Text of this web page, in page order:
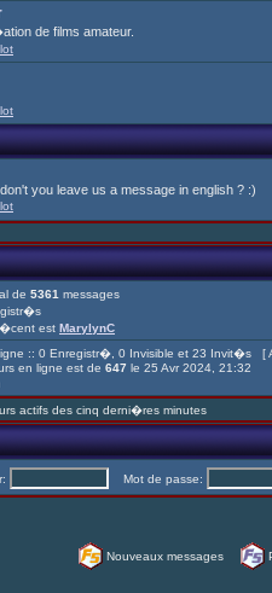
de films amateur.
you leave us a message in english ? :)
de 5361 messages
est MarylynC
:: 0 Enregistr�, 0 Invisible et 23 Invit�s [
en ligne est de 647 le 25 Avr 2024, 21:32
actifs des cinq derni�res minutes
Mot de passe:
Nouveaux messages